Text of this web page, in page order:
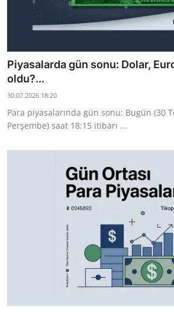
Piyasalarda gün sonu: Dolar,
oldu?...
30.07.2026 18:20
Para piyasalarında gün sonu: Bugün (30
Perşembe) saat 18:15 itibarı ...